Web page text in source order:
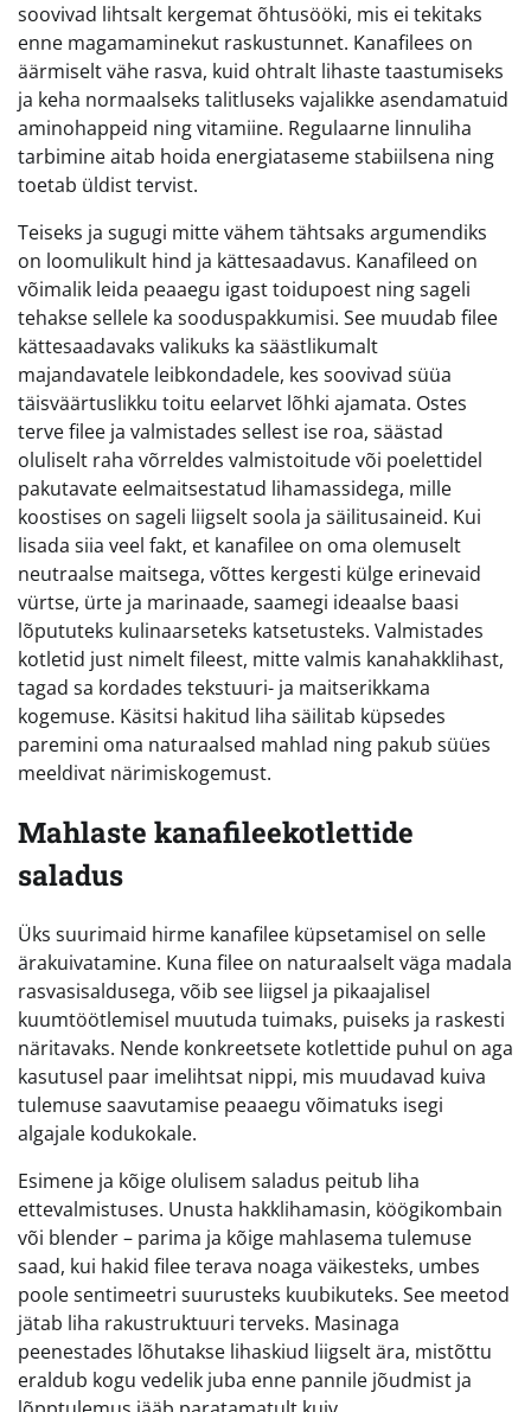
soovivad lihtsalt kergemat õhtusööki, mis ei tekitaks
enne magamaminekut raskustunnet. Kanafilees on
äärmiselt vähe rasva, kuid ohtralt lihaste taastumiseks
ja keha normaalseks talitluseks vajalikke asendamatuid
aminohappeid ning vitamiine. Regulaarne linnuliha
tarbimine aitab hoida energiataseme stabiilsena ning
toetab üldist tervist.
Teiseks ja sugugi mitte vähem tähtsaks argumendiks
on loomulikult hind ja kättesaadavus. Kanafileed on
võimalik leida peaaegu igast toidupoest ning sageli
tehakse sellele ka sooduspakkumisi. See muudab filee
kättesaadavaks valikuks ka säästlikumalt
majandavatele leibkondadele, kes soovivad süüa
täisväärtuslikku toitu eelarvet lõhki ajamata. Ostes
terve filee ja valmistades sellest ise roa, säästad
oluliselt raha võrreldes valmistoitude või poelettidel
pakutavate eelmaitsestatud lihamassidega, mille
koostises on sageli liigselt soola ja säilitusaineid. Kui
lisada siia veel fakt, et kanafilee on oma olemuselt
neutraalse maitsega, võttes kergesti külge erinevaid
vürtse, ürte ja marinaade, saamegi ideaalse baasi
lõpututeks kulinaarseteks katsetusteks. Valmistades
kotletid just nimelt fileest, mitte valmis kanahakklihast,
tagad sa kordades tekstuuri- ja maitserikkama
kogemuse. Käsitsi hakitud liha säilitab küpsedes
paremini oma naturaalsed mahlad ning pakub süües
meeldivat närimiskogemust.
Mahlaste kanafileekotlettide
saladus
Üks suurimaid hirme kanafilee küpsetamisel on selle
ärakuivatamine. Kuna filee on naturaalselt väga madala
rasvasisaldusega, võib see liigsel ja pikaajalisel
kuumtöötlemisel muutuda tuimaks, puiseks ja raskesti
näritavaks. Nende konkreetsete kotlettide puhul on aga
kasutusel paar imelihtsat nippi, mis muudavad kuiva
tulemuse saavutamise peaaegu võimatuks isegi
algajale kodukokale.
Esimene ja kõige olulisem saladus peitub liha
ettevalmistuses. Unusta hakklihamasin, köögikombain
või blender – parima ja kõige mahlasema tulemuse
saad, kui hakid filee terava noaga väikesteks, umbes
poole sentimeetri suurusteks kuubikuteks. See meetod
jätab liha rakustruktuuri terveks. Masinaga
peenestades lõhutakse lihaskiud liigselt ära, mistõttu
eraldub kogu vedelik juba enne pannile jõudmist ja